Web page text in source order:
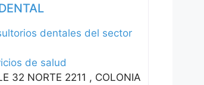
dentales del sector
de salud
32 NORTE 2211 , COLONIA